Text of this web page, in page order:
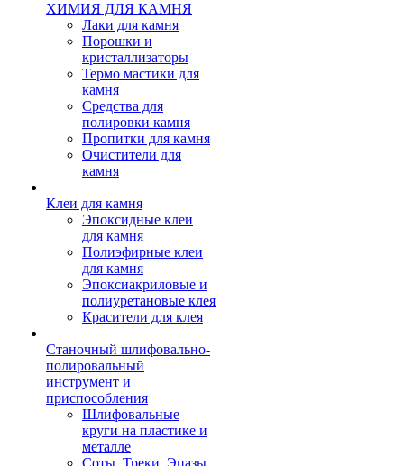
ХИМИЯ ДЛЯ КАМНЯ
Лаки для камня
Порошки и
кристаллизаторы
Термо мастики для
камня
Средства для
полировки камня
Пропитки для камня
Очистители для
камня
Клеи для камня
Эпоксидные клеи
для камня
Полиэфирные клеи
для камня
Эпоксиакриловые и
полиуретановые клея
Красители для клея
Станочный шлифовально-
полировальный
инструмент и
приспособления
Шлифовальные
круги на пластике и
металле
Соты, Треки, Эпазы,